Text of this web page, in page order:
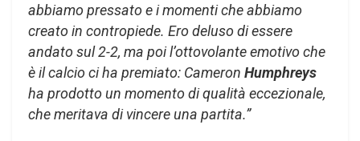
abbiamo pressato e i momenti che abbiamo
creato in contropiede. Ero deluso di essere
andato sul 2-2, ma poi l’ottovolante emotivo che
è il calcio ci ha premiato: Cameron Humphreys
ha prodotto un momento di qualità eccezionale,
che meritava di vincere una partita.”